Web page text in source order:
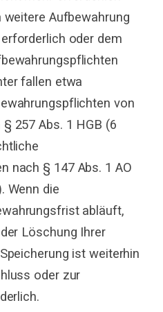
weitere Aufbewahrung
oder dem
fallen etwa
von
257 Abs. 1 HGB (6
nach § 147 Abs. 1 AO
Wenn die
abläuft,
Löschung Ihrer
ist weiterhin
oder zur